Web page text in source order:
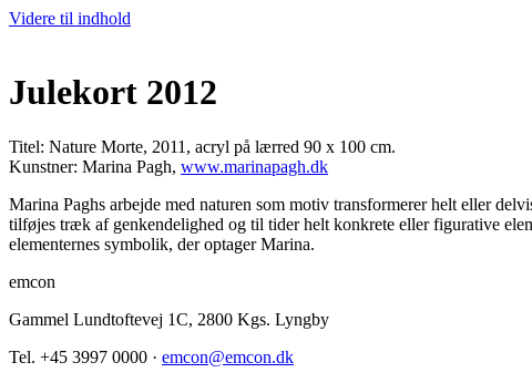
Videre til indhold
Julekort 2012
Titel: Nature Morte, 2011, acryl på lærred 90 x 100 cm.
Kunstner: Marina Pagh, www.marinapagh.dk
Marina Paghs arbejde med naturen som motiv transformerer helt eller
tilføjes træk af genkendelighed og til tider helt konkrete eller figurative
elementernes symbolik, der optager Marina.
emcon
Gammel Lundtoftevej 1C, 2800 Kgs. Lyngby
Tel. +45 3997 0000 · emcon@emcon.dk